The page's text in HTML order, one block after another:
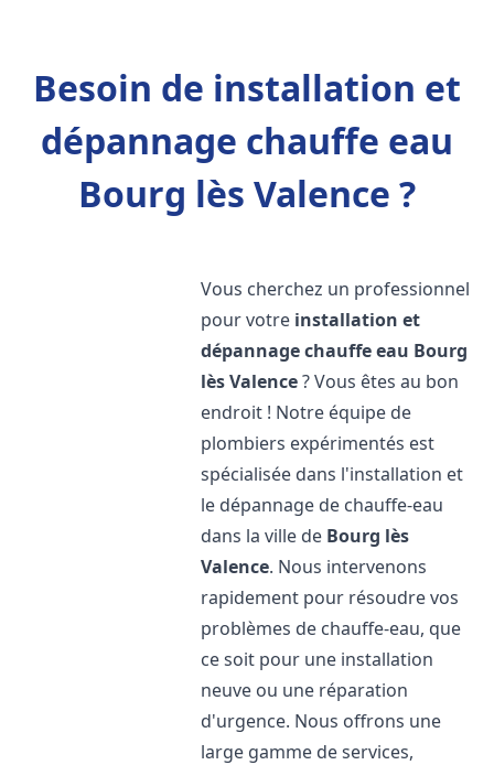
Besoin de installation et
dépannage chauffe eau
Bourg lès Valence ?
Vous cherchez un professionnel
pour votre installation et
dépannage chauffe eau Bourg
lès Valence? Vous êtes au bon
endroit ! Notre équipe de
plombiers expérimentés est
spécialisée dans l'installation et
le dépannage de chauffe-eau
dans la ville de Bourg lès
Valence. Nous intervenons
rapidement pour résoudre vos
problèmes de chauffe-eau, que
ce soit pour une installation
neuve ou une réparation
d'urgence. Nous offrons une
large gamme de services,